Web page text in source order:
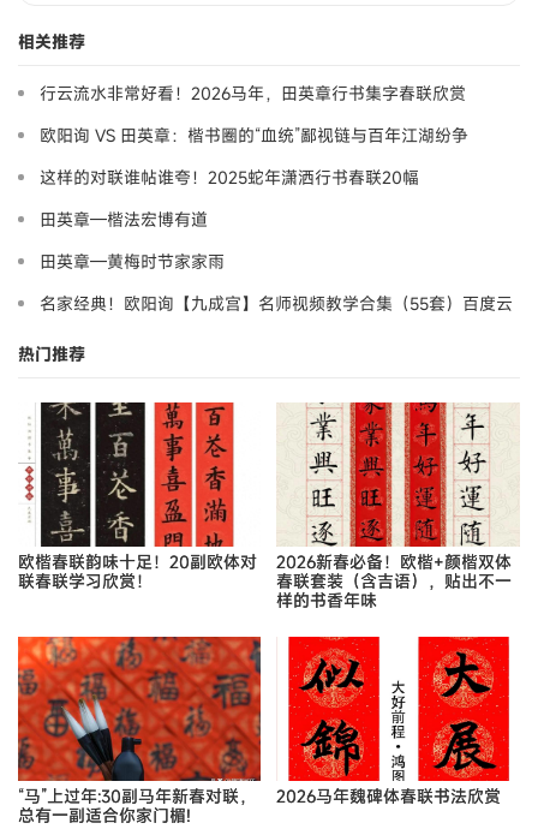
相关推荐
行云流水非常好看！2026马年，田英章行书集字春联欣赏
欧阳询 VS 田英章：楷书圈的“血统”鄙视链与百年江湖纷争
这样的对联谁帖谁夸！2025蛇年潇洒行书春联20幅
田英章—楷法宏博有道
田英章—黄梅时节家家雨
名家经典！欧阳询【九成宫】名师视频教学合集（55套）百度云
热门推荐
欧楷春联韵味十足！20副欧体对
联春联学习欣赏！
2026新春必备！欧楷+颜楷双体
春联套装（含吉语），贴出不一
样的书香年味
“马”上过年:30副马年新春对联，
总有一副适合你家门楣!
2026马年魏碑体春联书法欣赏